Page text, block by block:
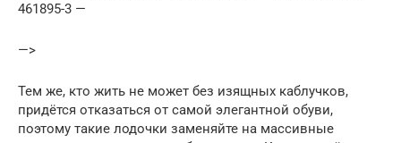
461895-3 —
—>
Тем же, кто жить не может без изящных каблучков,
придётся отказаться от самой элегантной обуви,
поэтому такие лодочки заменяйте на массивные